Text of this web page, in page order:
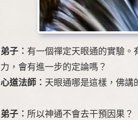
弟子︰ 有一個禪定天眼通的實驗
力，會有進一步的定論嗎？
心道法師︰ 天眼通哪是這樣，佛講
弟子︰ 所以神通不會去干預因果？